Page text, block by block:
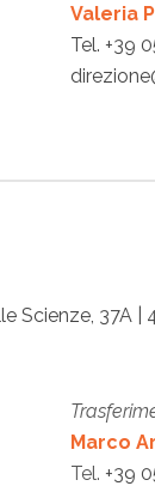
Valeria
Tel. +39
Scienze, 37A |
Marco
Tel. +39